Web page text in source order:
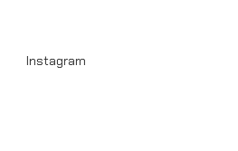
Instagram